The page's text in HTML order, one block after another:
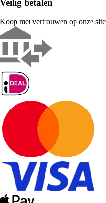
Veilig betalen
Koop met vertrouwen op onze site